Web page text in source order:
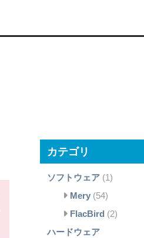
カテゴリ
ソフトウェア(1)
Mery (54)
FlacBird (2)
ハードウェア